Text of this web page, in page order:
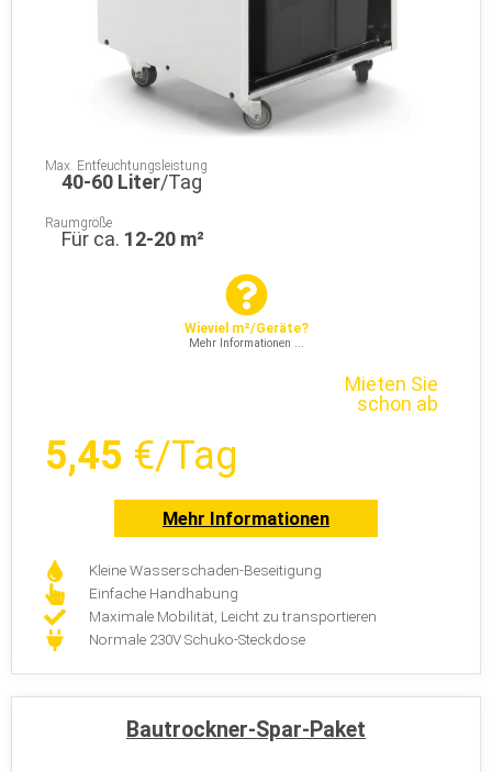
Max. Entfeuchtungsleistung
40-60 Liter/Tag
Raumgröße
Für ca. 12-20 m²
Wieviel m²/Geräte?
Mehr Informationen ...
Mieten Sie
schon ab
5,45 €/Tag
Mehr Informationen
Kleine Wasserschaden-Beseitigung
Einfache Handhabung
Maximale Mobilität, Leicht zu transportieren
Normale 230V Schuko-Steckdose
Bautrockner-Spar-Paket